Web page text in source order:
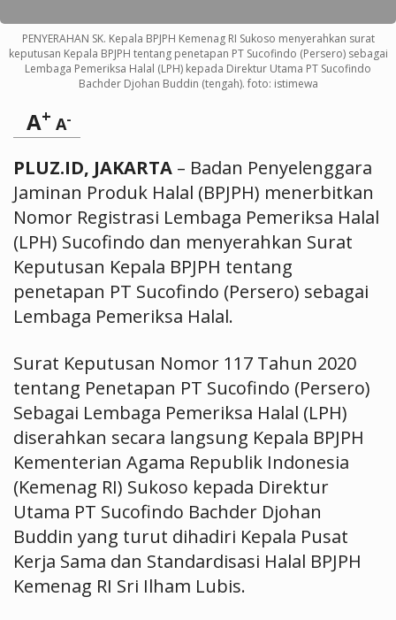
PENYERAHAN SK. Kepala BPJPH Kemenag RI Sukoso menyerahkan surat
keputusan Kepala BPJPH tentang penetapan PT Sucofindo (Persero) sebagai
Lembaga Pemeriksa Halal (LPH) kepada Direktur Utama PT Sucofindo
Bachder Djohan Buddin (tengah). foto: istimewa
A+ A-
PLUZ.ID, JAKARTA – Badan Penyelenggara
Jaminan Produk Halal (BPJPH) menerbitkan
Nomor Registrasi Lembaga Pemeriksa Halal
(LPH) Sucofindo dan menyerahkan Surat
Keputusan Kepala BPJPH tentang
penetapan PT Sucofindo (Persero) sebagai
Lembaga Pemeriksa Halal.
Surat Keputusan Nomor 117 Tahun 2020
tentang Penetapan PT Sucofindo (Persero)
Sebagai Lembaga Pemeriksa Halal (LPH)
diserahkan secara langsung Kepala BPJPH
Kementerian Agama Republik Indonesia
(Kemenag RI) Sukoso kepada Direktur
Utama PT Sucofindo Bachder Djohan
Buddin yang turut dihadiri Kepala Pusat
Kerja Sama dan Standardisasi Halal BPJPH
Kemenag RI Sri Ilham Lubis.